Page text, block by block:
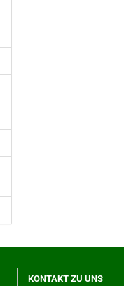
KONTAKT ZU UNS